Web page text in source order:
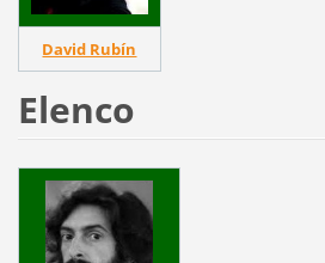
David Rubín
Elenco